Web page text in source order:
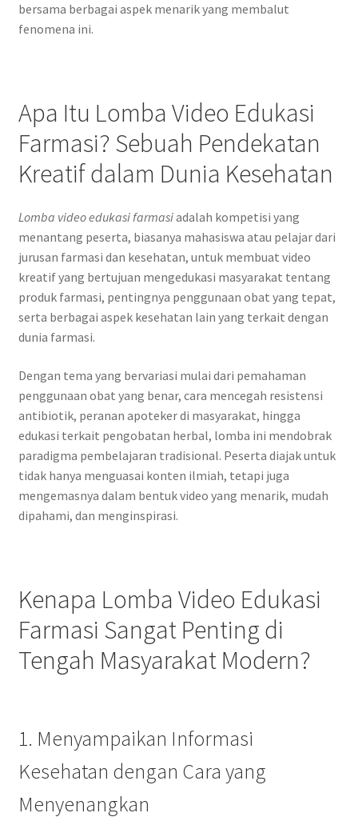
bersama berbagai aspek menarik yang membalut
fenomena ini.
Apa Itu Lomba Video Edukasi
Farmasi? Sebuah Pendekatan
Kreatif dalam Dunia Kesehatan
Lomba video edukasi farmasiadalah kompetisi yang
menantang peserta, biasanya mahasiswa atau pelajar dari
jurusan farmasi dan kesehatan, untuk membuat video
kreatif yang bertujuan mengedukasi masyarakat tentang
produk farmasi, pentingnya penggunaan obat yang tepat,
serta berbagai aspek kesehatan lain yang terkait dengan
dunia farmasi.
Dengan tema yang bervariasi mulai dari pemahaman
penggunaan obat yang benar, cara mencegah resistensi
antibiotik, peranan apoteker di masyarakat, hingga
edukasi terkait pengobatan herbal, lomba ini mendobrak
paradigma pembelajaran tradisional. Peserta diajak untuk
tidak hanya menguasai konten ilmiah, tetapi juga
mengemasnya dalam bentuk video yang menarik, mudah
dipahami, dan menginspirasi.
Kenapa Lomba Video Edukasi
Farmasi Sangat Penting di
Tengah Masyarakat Modern?
1. Menyampaikan Informasi
Kesehatan dengan Cara yang
Menyenangkan